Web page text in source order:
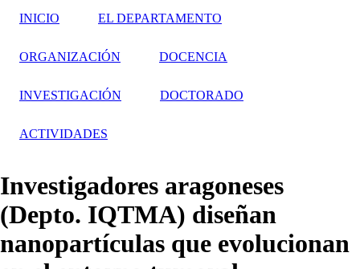
INICIO
EL DEPARTAMENTO
ORGANIZACIÓN DOCENCIA
INVESTIGACIÓN DOCTORADO
ACTIVIDADES
Investigadores aragoneses
(Depto. IQTMA) diseñan
nanopartículas que evolucionan